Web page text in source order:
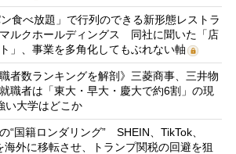
ン食べ放題」で行列のできる新形態レストラ
ルクホールディングス 同社に聞いた「店
」、事業を多角化してもぶれない軸
者数ランキングを解剖》三菱商事、三井物
職者は「東大・早大・慶大で約6割」の現
大学はどこか
“国籍ロンダリング” SHEIN、TikTok、
外に移転させ、トランプ関税の回避を狙